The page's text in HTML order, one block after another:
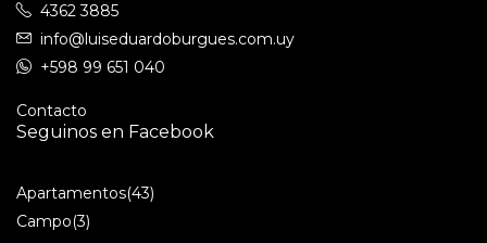
4362 3885
info@luiseduardoburgues.com.uy
+598 99 651 040
Contacto
Seguinos en Facebook
Apartamentos(43)
Campo(3)